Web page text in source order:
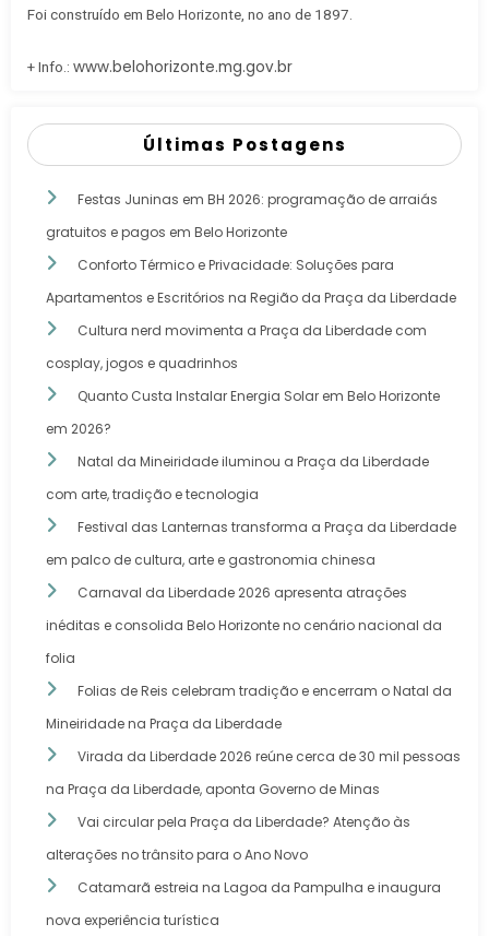
Foi construído em Belo Horizonte, no ano de 1897.
+ Info.: www.belohorizonte.mg.gov.br
Últimas Postagens
Festas Juninas em BH 2026: programação de arraiás
gratuitos e pagos em Belo Horizonte
Conforto Térmico e Privacidade: Soluções para
Apartamentos e Escritórios na Região da Praça da Liberdade
Cultura nerd movimenta a Praça da Liberdade com
cosplay, jogos e quadrinhos
Quanto Custa Instalar Energia Solar em Belo Horizonte
em 2026?
Natal da Mineiridade iluminou a Praça da Liberdade
com arte, tradição e tecnologia
Festival das Lanternas transforma a Praça da Liberdade
em palco de cultura, arte e gastronomia chinesa
Carnaval da Liberdade 2026 apresenta atrações
inéditas e consolida Belo Horizonte no cenário nacional da
folia
Folias de Reis celebram tradição e encerram o Natal da
Mineiridade na Praça da Liberdade
Virada da Liberdade 2026 reúne cerca de 30 mil pessoas
na Praça da Liberdade, aponta Governo de Minas
Vai circular pela Praça da Liberdade? Atenção às
alterações no trânsito para o Ano Novo
Catamarã estreia na Lagoa da Pampulha e inaugura
nova experiência turística